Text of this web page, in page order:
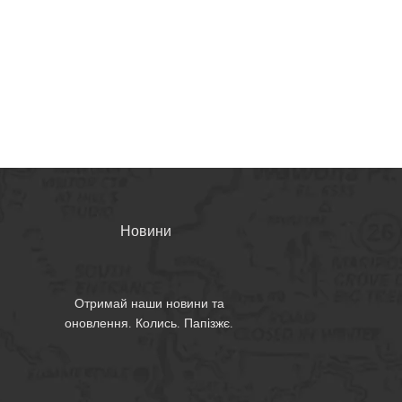
Новини
Отримай наши новини та
оновлення. Колись. Папізжє.